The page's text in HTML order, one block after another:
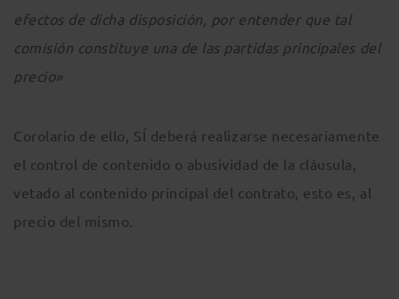
efectos de dicha disposición, por entender que tal
comisión constituye una de las partidas principales del
precio»
Corolario de ello, SÍ deberá realizarse necesariamente
el control de contenido o abusividad de la cláusula,
vetado al contenido principal del contrato, esto es, al
precio del mismo.